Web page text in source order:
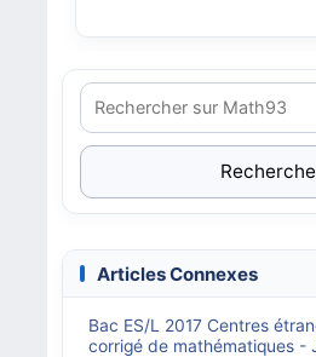
Articles Connexes
Bac ES/L 2017 Centres
corrigé de mathématiques -